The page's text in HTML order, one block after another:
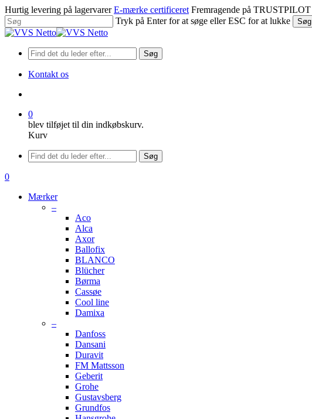
Spring
til
hovedindhold
Hurtig levering på lagervarer E-mærke certificeret Fremragende på TRUSTPILOT
Tryk på Enter for at søge eller ESC for at lukke
Søg
Luk
Søg
Kontakt os
0
blev tilføjet til din indkøbskurv.
Kurv
Menu
Søg
søge
0
Mærker
–
Aco
Alca
Axor
Ballofix
BLANCO
Blücher
Børma
Cassøe
Cool line
Damixa
–
Danfoss
Dansani
Duravit
FM Mattsson
Geberit
Grohe
Gustavsberg
Grundfos